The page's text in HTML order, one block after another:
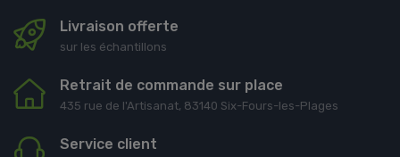
Livraison offerte
sur les échantillons
Retrait de commande sur place
435 rue de l'Artisanat, 83140 Six-Fours-les-Plages
Service client